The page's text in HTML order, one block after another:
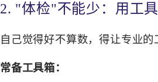
2. "体检"不能少：用工
自己觉得好不算数，得让专业
常备工具箱：